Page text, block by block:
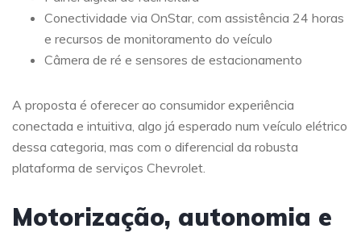
Conectividade via OnStar, com assistência 24 horas
e recursos de monitoramento do veículo
Câmera de ré e sensores de estacionamento
A proposta é oferecer ao consumidor experiência
conectada e intuitiva, algo já esperado num veículo elétrico
dessa categoria, mas com o diferencial da robusta
plataforma de serviços Chevrolet.
Motorização, autonomia e